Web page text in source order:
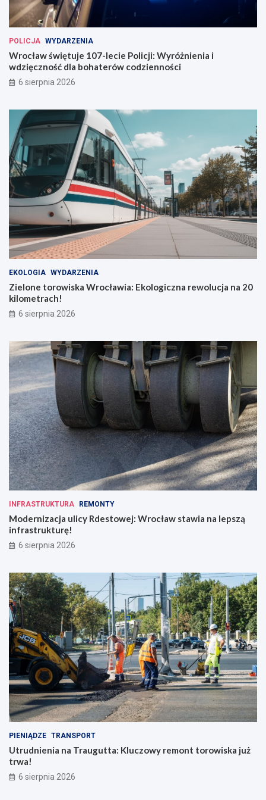
c
ł
w
i
u
POLICJA WYDARZENIA
Wrocław świętuje 107-lecie Policji: Wyróżnienia i
wdzięczność dla bohaterów codzienności
6 sierpnia 2026
EKOLOGIA WYDARZENIA
Zielone torowiska Wrocławia: Ekologiczna rewolucja na 20
kilometrach!
6 sierpnia 2026
INFRASTRUKTURA REMONTY
Modernizacja ulicy Rdestowej: Wrocław stawia na lepszą
infrastrukturę!
6 sierpnia 2026
PIENIĄDZE TRANSPORT
Utrudnienia na Traugutta: Kluczowy remont torowiska już
trwa!
6 sierpnia 2026